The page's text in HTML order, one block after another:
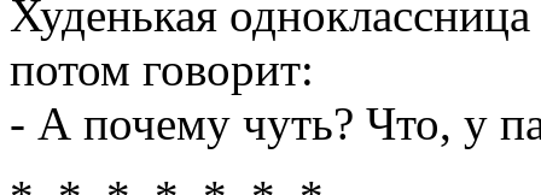
Худенькая
потом говорит:
- А почему чуть? Что, у